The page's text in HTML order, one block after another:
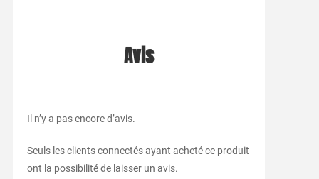
Avis
Il n’y a pas encore d’avis.
Seuls les clients connectés ayant acheté ce produit
ont la possibilité de laisser un avis.